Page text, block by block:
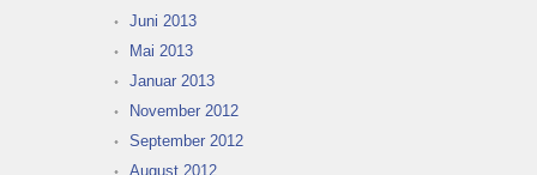
Juni 2013
Mai 2013
Januar 2013
November 2012
September 2012
August 2012